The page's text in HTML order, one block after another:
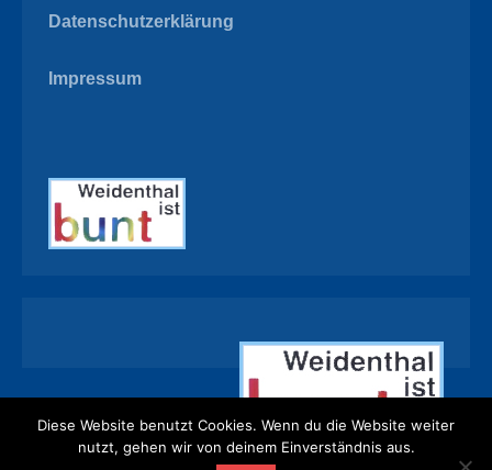
Datenschutzerklärung
Impressum
Diese Website benutzt Cookies. Wenn du die Website weiter
nutzt, gehen wir von deinem Einverständnis aus.